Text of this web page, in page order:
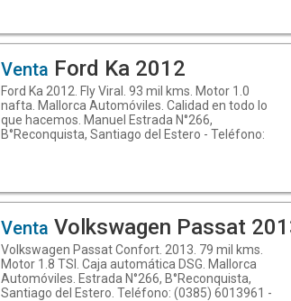
Venta Ford Ka 2012
Ford Ka 2012. Fly Viral. 93 mil kms. Motor 1.0
nafta. Mallorca Automóviles. Calidad en todo lo
que hacemos. Manuel Estrada N°266,
B°Reconquista, Santiago del Estero - Teléfono:
Instagram.com/mallorca.automóviles y
Facebook: Mallorca Automóviles
Venta Volkswagen Passat
Volkswagen Passat Confort. 2013. 79 mil kms.
Motor 1.8 TSI. Caja automática DSG. Mallorca
Automóviles. Estrada N°266, B°Reconquista,
Santiago del Estero. Teléfono: (0385) 6013961 -